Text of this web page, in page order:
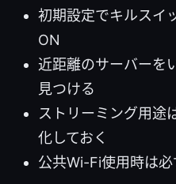
初期設定でキルスイ
ON
近距離のサーバーを
見つける
ストリーミング用途
化しておく
公共Wi-Fi使用時は